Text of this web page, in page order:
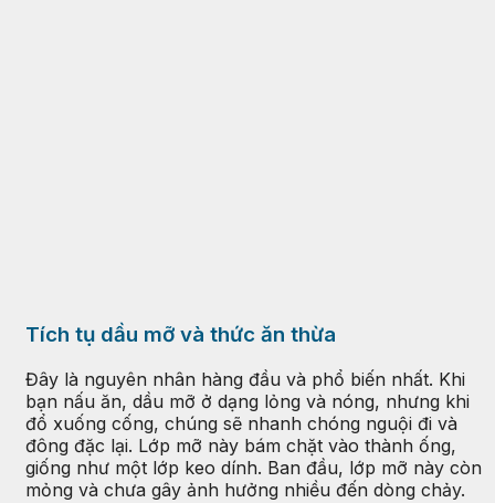
Tích tụ dầu mỡ và thức ăn thừa
Đây là nguyên nhân hàng đầu và phổ biến nhất. Khi
bạn nấu ăn, dầu mỡ ở dạng lỏng và nóng, nhưng khi
đổ xuống cống, chúng sẽ nhanh chóng nguội đi và
đông đặc lại. Lớp mỡ này bám chặt vào thành ống,
giống như một lớp keo dính. Ban đầu, lớp mỡ này còn
mỏng và chưa gây ảnh hưởng nhiều đến dòng chảy.